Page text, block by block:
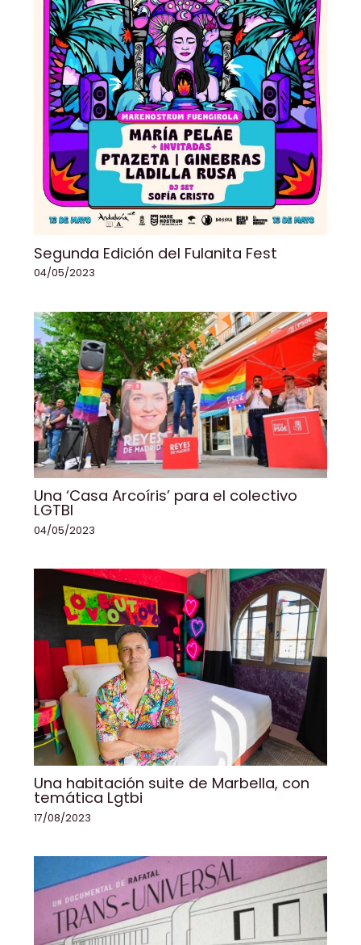
Segunda Edición del Fulanita Fest
04/05/2023
Una ‘Casa Arcoíris’ para el colectivo
LGTBI
04/05/2023
Una habitación suite de Marbella, con
temática Lgtbi
17/08/2023